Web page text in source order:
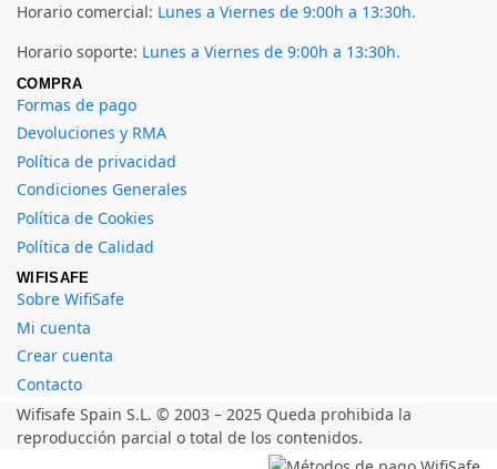
Horario comercial: Lunes a Viernes de 9:00h a 13:30h.
Horario soporte: Lunes a Viernes de 9:00h a 13:30h.
COMPRA
Formas de pago
Devoluciones y RMA
Política de privacidad
Condiciones Generales
Política de Cookies
Política de Calidad
WIFISAFE
Sobre WifiSafe
Mi cuenta
Crear cuenta
Contacto
Wifisafe Spain S.L. © 2003 – 2025 Queda prohibida la
reproducción parcial o total de los contenidos.